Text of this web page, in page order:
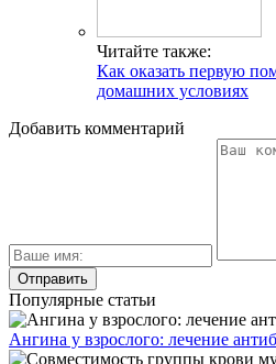
Читайте также:
Как оказать первую
домашних условиях
Добавить комментарий
Популярные статьи
Ангина у взрослого: лечение